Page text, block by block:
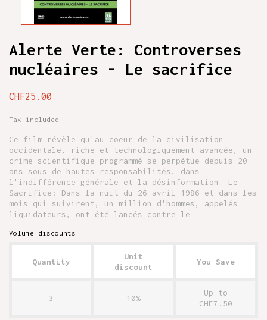
Alerte Verte: Controverses
nucléaires - Le sacrifice
CHF25.00
Tax included
Ce film révèle qu'au coeur de la civilisation
occidentale, riche et technologiquement avancée, un
crime scientifique programmé se perpétue depuis 20
ans sous de hautes responsabilités, dans
l'indifférence générale et la désinformation. Le
Sacrifice: Dans la nuit du 26 avril 1986 et dans les
mois qui suivirent, un million d'hommes, appelés
liquidateurs, ont été lancés contre le
Volume discounts
Quantity
Unit
discount
You Save
3 10%
Up to
CHF7.50